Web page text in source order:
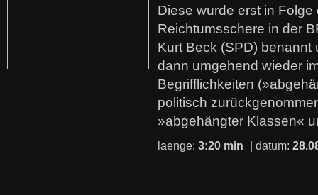
Diese wurde erst in
Reichtumsschere in der
Kurt Beck (SPD)
dann umgehend wieder
Begrifflichkeiten
politisch
»abgehängter Klassen«
laenge: 3:20 min | datum: